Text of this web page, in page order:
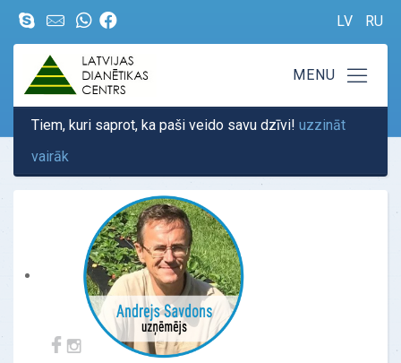
LV RU
Tiem, kuri saprot, ka paši veido savu dzīvi! uzzināt
vairāk